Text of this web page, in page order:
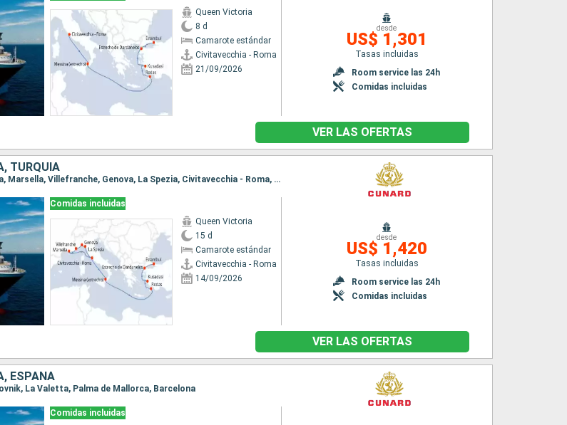
Queen Victoria
8 d
Camarote estándar
Civitavecchia - Roma
21/09/2026
desde
US$ 1,301
Tasas incluidas
Room service las 24h
Comidas incluidas
VER LAS OFERTAS
TURQUÍA
Itinerario : Civitavecchia - Roma, Marsella, Villefranche, Genova, La Spezia, Civitavecchia - Roma, Messina (estrecho), Rodas, Kusadasi, Estrecho de Dardanelos, Estambul
Comidas incluidas
Queen Victoria
15 d
Camarote estándar
Civitavecchia - Roma
14/09/2026
desde
US$ 1,420
Tasas incluidas
Room service las 24h
Comidas incluidas
VER LAS OFERTAS
ESPAÑA
La Valetta, Palma de Mallorca, Barcelona
Comidas incluidas